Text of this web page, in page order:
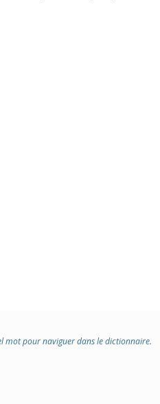
mot pour naviguer dans le dictionnaire.